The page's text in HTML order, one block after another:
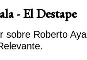
- El Destape
sobre Roberto